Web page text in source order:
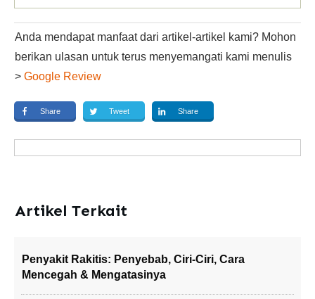
Anda mendapat manfaat dari artikel-artikel kami? Mohon
berikan ulasan untuk terus menyemangati kami menulis
> Google Review
Share Tweet Share
Artikel Terkait
Penyakit Rakitis: Penyebab, Ciri-Ciri, Cara
Mencegah & Mengatasinya